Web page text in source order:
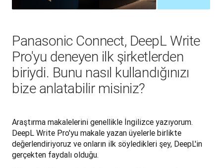
Panasonic Connect, DeepL Write
Pro'yu deneyen ilk şirketlerden
biriydi. Bunu nasıl kullandığınızı
bize anlatabilir misiniz?
Araştırma makalelerini genellikle İngilizce yazıyorum.
DeepL Write Pro'yu makale yazan üyelerle birlikte
değerlendiriyoruz ve onların ilk söyledikleri şey, DeepL'in
gerçekten faydalı olduğu.